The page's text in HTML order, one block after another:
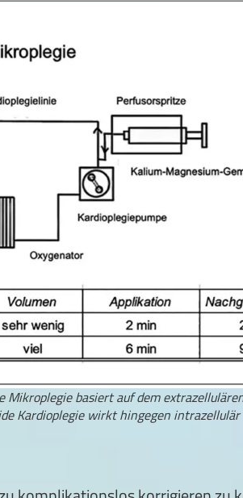
Mikroplegie basiert auf dem
Kardioplegie wirkt hingegen